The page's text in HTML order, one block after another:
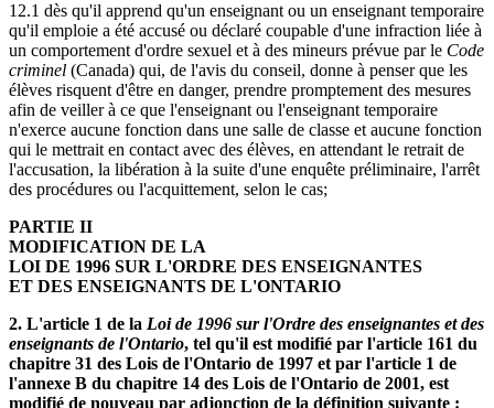
12.1 dès qu'il apprend qu'un enseignant ou un enseignant temporaire
qu'il emploie a été accusé ou déclaré coupable d'une infraction liée à
un comportement d'ordre sexuel et à des mineurs prévue par le Code
criminel (Canada) qui, de l'avis du conseil, donne à penser que les
élèves risquent d'être en danger, prendre promptement des mesures
afin de veiller à ce que l'enseignant ou l'enseignant temporaire
n'exerce aucune fonction dans une salle de classe et aucune fonction
qui le mettrait en contact avec des élèves, en attendant le retrait de
l'accusation, la libération à la suite d'une enquête préliminaire, l'arrêt
des procédures ou l'acquittement, selon le cas;
PARTIE II
MODIFICATION DE LA
LOI DE 1996 SUR L'ORDRE DES ENSEIGNANTES
ET DES ENSEIGNANTS DE L'ONTARIO
2. L'article 1 de la Loi de 1996 sur l'Ordre des enseignantes et des
enseignants de l'Ontario, tel qu'il est modifié par l'article 161 du
chapitre 31 des Lois de l'Ontario de 1997 et par l'article 1 de
l'annexe B du chapitre 14 des Lois de l'Ontario de 2001, est
modifié de nouveau par adjonction de la définition suivante :